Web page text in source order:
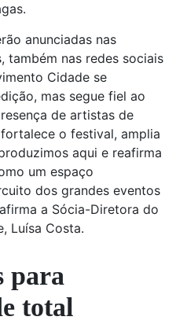
anunciadas nas
também nas redes sociais
Cidade se
mas segue fiel ao
de artistas de
o festival, amplia
aqui e reafirma
um espaço
dos grandes eventos
a Sócia-Diretora do
Luísa Costa.
para
total